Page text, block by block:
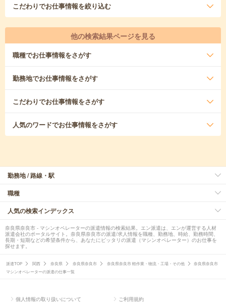
こだわりでお仕事情報を絞り込む
他の検索結果ページを見る
職種でお仕事情報をさがす
勤務地でお仕事情報をさがす
こだわりでお仕事情報をさがす
人気のワードでお仕事情報をさがす
勤務地 / 路線・駅
職種
人気の検索インデックス
奈良県奈良市 - マシンオペレーターの派遣情報の検索結果。エン派遣は、エンが運営する人材
派遣会社のポータルサイト。奈良県奈良市の派遣/求人情報を職種、勤務地、時給、勤務時間、
長期・短期などの希望条件から、あなたにピッタリの派遣（マシンオペレーター）のお仕事を
探せます。
派遣TOP 関西 奈良県 奈良県奈良市 奈良県奈良市 軽作業・物流・工場・その他
奈良県奈良市
マシンオペレーターの派遣の仕事一覧
個人情報の取り扱いについて ご利用規約